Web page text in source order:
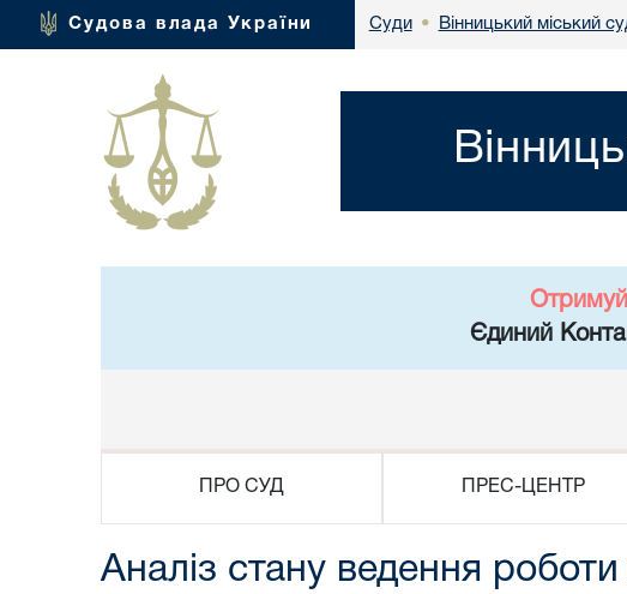
Судова влада України Суди • Вінницький міський
Єдиний
ПРО СУД ПРЕС-ЦЕНТР
Аналіз стану ведення